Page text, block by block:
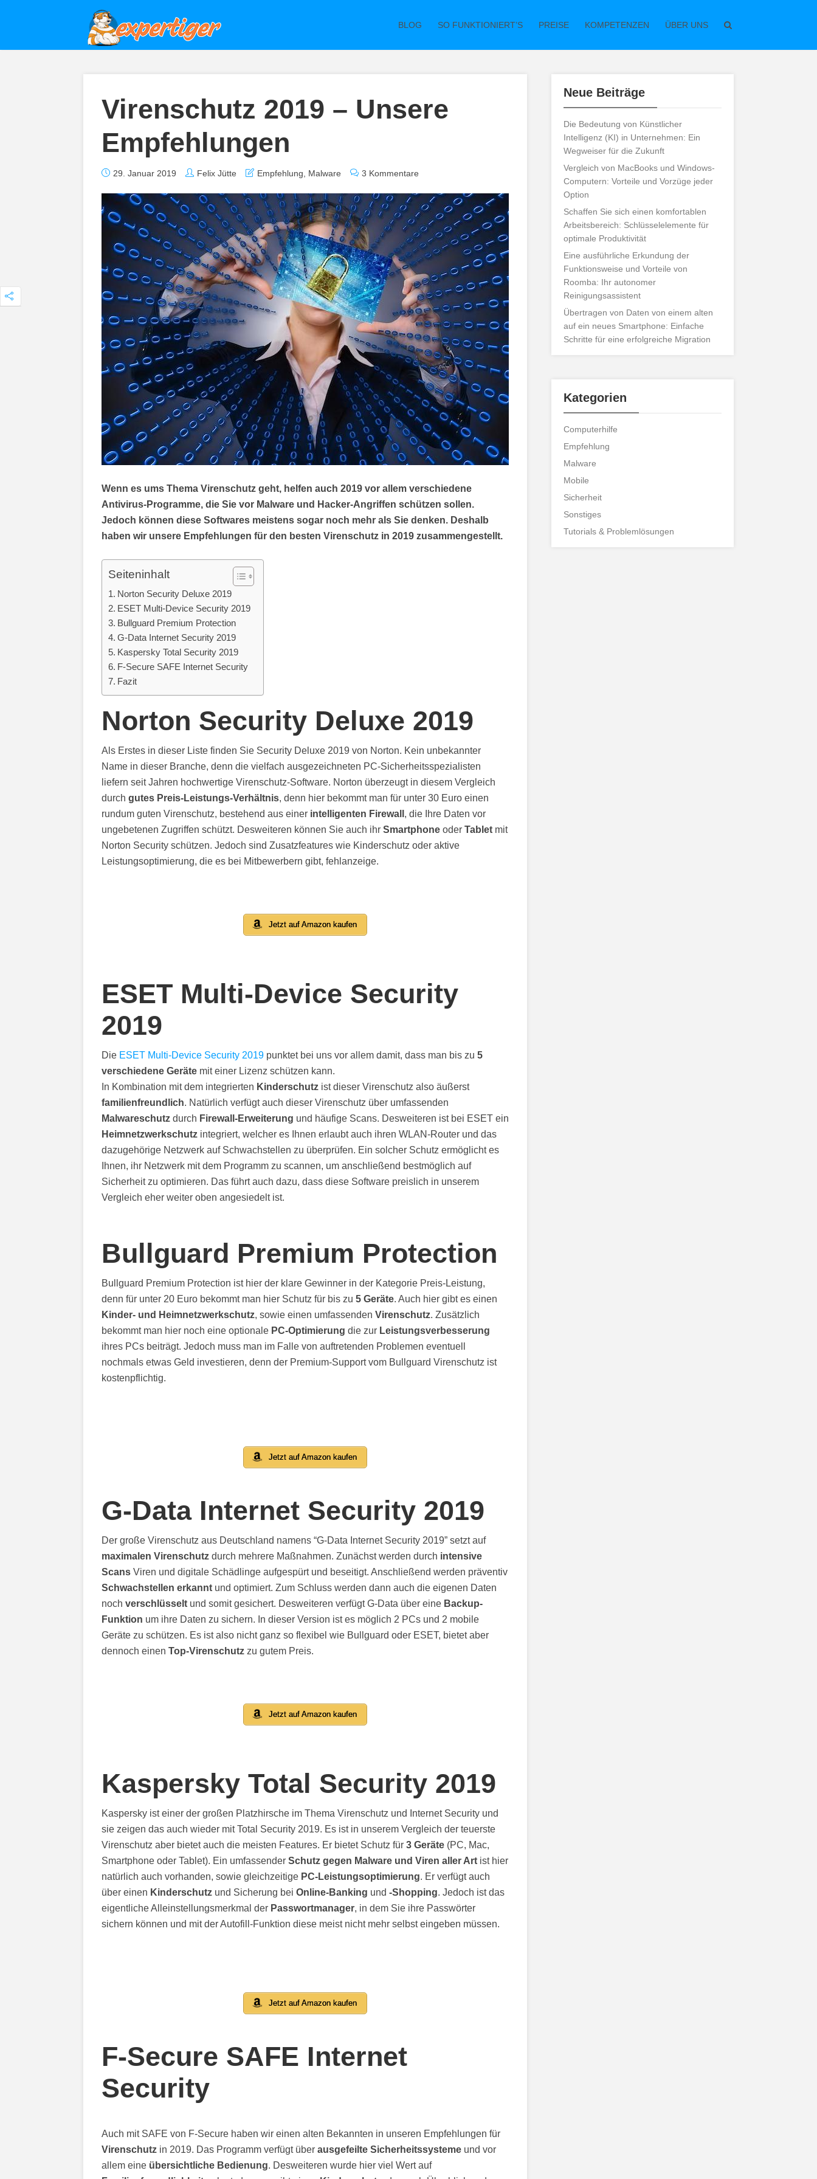
BLOG SO FUNKTIONIERT’S PREISE KOMPETENZEN ÜBER UNS
Virenschutz 2019 – Unsere
Empfehlungen
29. Januar 2019 Felix Jütte Empfehlung Malware 3 Kommentare
Wenn es ums Thema Virenschutz geht, helfen auch 2019 vor allem verschiedene
Antivirus-Programme, die Sie vor Malware und Hacker-Angriffen schützen sollen.
Jedoch können diese Softwares meistens sogar noch mehr als Sie denken. Deshalb
haben wir unsere Empfehlungen für den besten Virenschutz in 2019 zusammengestellt.
Seiteninhalt
Norton Security Deluxe 2019
ESET Multi-Device Security 2019
Bullguard Premium Protection
G-Data Internet Security 2019
Kaspersky Total Security 2019
F-Secure SAFE Internet Security
Fazit
Norton Security Deluxe 2019
Als Erstes in dieser Liste finden Sie Security Deluxe 2019 von Norton. Kein unbekannter
Name in dieser Branche, denn die vielfach ausgezeichneten PC-Sicherheitsspezialisten
liefern seit Jahren hochwertige Virenschutz-Software. Norton überzeugt in diesem Vergleich
durch gutes Preis-Leistungs-Verhältnis, denn hier bekommt man für unter 30 Euro einen
rundum guten Virenschutz, bestehend aus einer intelligenten Firewall , die Ihre Daten vor
ungebetenen Zugriffen schützt. Desweiteren können Sie auch ihr Smartphone oder Tablet mit
Norton Security schützen. Jedoch sind Zusatzfeatures wie Kinderschutz oder aktive
Leistungsoptimierung, die es bei Mitbewerbern gibt, fehlanzeige.
Jetzt auf Amazon kaufen
ESET Multi-Device Security
2019
Die ESET Multi-Device Security 2019 punktet bei uns vor allem damit, dass man bis zu 5
verschiedene Geräte mit einer Lizenz schützen kann.
In Kombination mit dem integrierten Kinderschutz ist dieser Virenschutz also äußerst
familienfreundlich. Natürlich verfügt auch dieser Virenschutz über umfassenden
Malwareschutz durch Firewall-Erweiterung und häufige Scans. Desweiteren ist bei ESET ein
Heimnetzwerkschutz integriert, welcher es Ihnen erlaubt auch ihren WLAN-Router und das
dazugehörige Netzwerk auf Schwachstellen zu überprüfen. Ein solcher Schutz ermöglicht es
Ihnen, ihr Netzwerk mit dem Programm zu scannen, um anschließend bestmöglich auf
Sicherheit zu optimieren. Das führt auch dazu, dass diese Software preislich in unserem
Vergleich eher weiter oben angesiedelt ist.
Bullguard Premium Protection
Bullguard Premium Protection ist hier der klare Gewinner in der Kategorie Preis-Leistung,
denn für unter 20 Euro bekommt man hier Schutz für bis zu 5 Geräte. Auch hier gibt es einen
Kinder- und Heimnetzwerkschutz, sowie einen umfassenden Virenschutz. Zusätzlich
bekommt man hier noch eine optionale PC-Optimierung die zur Leistungsverbesserung
ihres PCs beiträgt. Jedoch muss man im Falle von auftretenden Problemen eventuell
nochmals etwas Geld investieren, denn der Premium-Support vom Bullguard Virenschutz ist
kostenpflichtig.
Jetzt auf Amazon kaufen
G-Data Internet Security 2019
Der große Virenschutz aus Deutschland namens “G-Data Internet Security 2019” setzt auf
maximalen Virenschutz durch mehrere Maßnahmen. Zunächst werden durch intensive
Scans Viren und digitale Schädlinge aufgespürt und beseitigt. Anschließend werden präventiv
Schwachstellen erkannt und optimiert. Zum Schluss werden dann auch die eigenen Daten
noch verschlüsselt und somit gesichert. Desweiteren verfügt G-Data über eine Backup-
Funktion um ihre Daten zu sichern. In dieser Version ist es möglich 2 PCs und 2 mobile
Geräte zu schützen. Es ist also nicht ganz so flexibel wie Bullguard oder ESET, bietet aber
dennoch einen Top-Virenschutz zu gutem Preis.
Jetzt auf Amazon kaufen
Kaspersky Total Security 2019
Kaspersky ist einer der großen Platzhirsche im Thema Virenschutz und Internet Security und
sie zeigen das auch wieder mit Total Security 2019. Es ist in unserem Vergleich der teuerste
Virenschutz aber bietet auch die meisten Features. Er bietet Schutz für 3 Geräte (PC, Mac,
Smartphone oder Tablet). Ein umfassender Schutz gegen Malware und Viren aller Art ist hier
natürlich auch vorhanden, sowie gleichzeitige PC-Leistungsoptimierung. Er verfügt auch
über einen Kinderschutz und Sicherung bei Online-Banking und -Shopping. Jedoch ist das
eigentliche Alleinstellungsmerkmal der Passwortmanager, in dem Sie ihre Passwörter
sichern können und mit der Autofill-Funktion diese meist nicht mehr selbst eingeben müssen.
Jetzt auf Amazon kaufen
F-Secure SAFE Internet
Security
Auch mit SAFE von F-Secure haben wir einen alten Bekannten in unseren Empfehlungen für
Virenschutz in 2019. Das Programm verfügt über ausgefeilte Sicherheitssysteme und vor
allem eine übersichtliche Bedienung. Desweiteren wurde hier viel Wert auf
Neue Beiträge
Die Bedeutung von Künstlicher
Intelligenz (KI) in Unternehmen: Ein
Wegweiser für die Zukunft
Vergleich von MacBooks und Windows-
Computern: Vorteile und Vorzüge jeder
Option
Schaffen Sie sich einen komfortablen
Arbeitsbereich: Schlüsselelemente für
optimale Produktivität
Eine ausführliche Erkundung der
Funktionsweise und Vorteile von
Roomba: Ihr autonomer
Reinigungsassistent
Übertragen von Daten von einem alten
auf ein neues Smartphone: Einfache
Schritte für eine erfolgreiche Migration
Kategorien
Computerhilfe
Empfehlung
Malware
Mobile
Sicherheit
Sonstiges
Tutorials & Problemlösungen